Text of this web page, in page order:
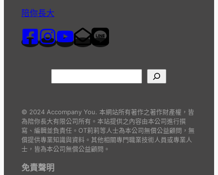
陪你長大
© 2024 Accompany You. 本網站所有著作之著作財產權，皆
為陪你長大有限公司所有。本站提供之內容由本公司進行撰
寫、編輯並負責任。OT莉莉等人士為本公司無償公益顧問，無
償提供專業知識與資料。其他相關專門職業技術人員或專業人
士，皆為本公司無償公益顧問。
免責聲明